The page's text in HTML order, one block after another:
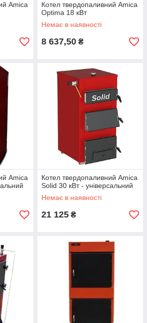
Amica
Котел твердопаливний Amica
Optima 18 кВт
Немає в наявності
8 637,50 ₴
Amica
Котел твердопаливний Amica
Solid 30 кВт - універсальний
Немає в наявності
21 125 ₴